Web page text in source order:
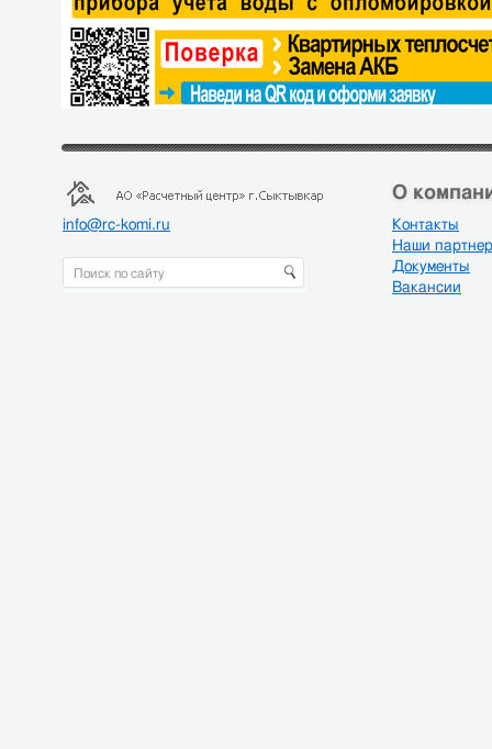
info@rc-komi.ru
О
Контакты
Наши
Документы
Вакансии